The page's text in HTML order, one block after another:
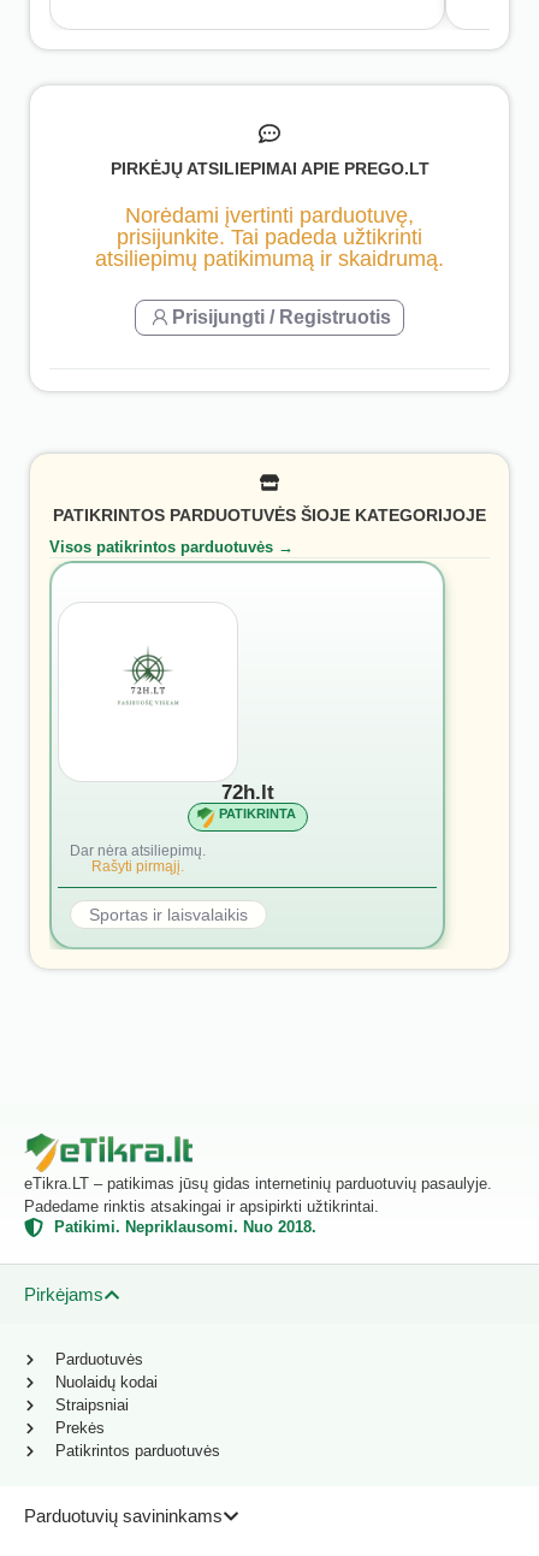
PIRKĖJŲ ATSILIEPIMAI APIE PREGO.LT
Norėdami įvertinti parduotuvę,
prisijunkite. Tai padeda užtikrinti
atsiliepimų patikimumą ir skaidrumą.
Prisijungti / Registruotis
PATIKRINTOS PARDUOTUVĖS ŠIOJE KATEGORIJOJE
Visos patikrintos parduotuvės →
72h.lt
PATIKRINTA
Dar nėra atsiliepimų.
Rašyti pirmąjį.
Sportas ir laisvalaikis
eTikra.LT – patikimas jūsų gidas internetinių parduotuvių pasaulyje.
Padedame rinktis atsakingai ir apsipirkti užtikrintai.
Patikimi. Nepriklausomi. Nuo 2018.
Pirkėjams
Parduotuvių savininkams
Parduotuvės
Nuolaidų kodai
Straipsniai
Prekės
Patikrintos parduotuvės